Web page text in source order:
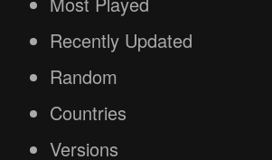
Recently Updated
Random
Countries
Versions